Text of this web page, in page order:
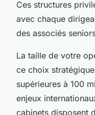
Ces structures
avec chaque
des associés
La taille de votre
ce choix
supérieures à 100
enjeux
cabinets disposent